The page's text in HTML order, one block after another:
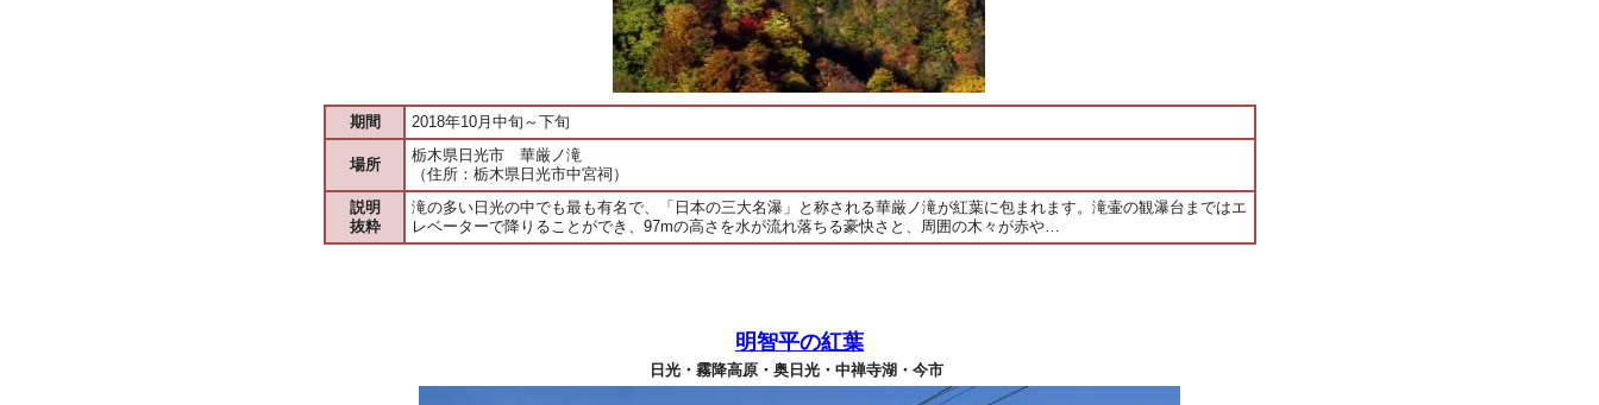
期間 2018年10月中旬～下旬
場所
栃木県日光市 華厳ノ滝
（住所：栃木県日光市中宮祠）
説明
抜粋
滝の多い日光の中でも最も有名で、「日本の三大名瀑」と称される華厳ノ滝が紅葉に包まれます。滝壷の観瀑台まではエ
レベーターで降りることができ、97mの高さを水が流れ落ちる豪快さと、周囲の木々が赤や…
明智平の紅葉
日光・霧降高原・奥日光・中禅寺湖・今市